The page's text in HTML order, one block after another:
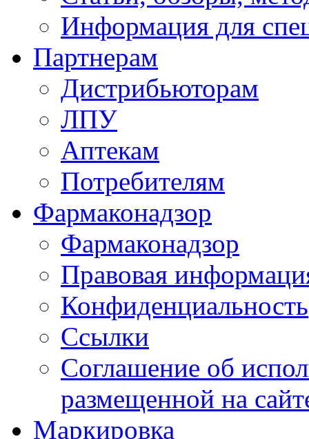
Информация для
Партнерам
Дистрибьюторам
ЛПУ
Аптекам
Потребителям
Фармаконадзор
Фармаконадзор
Правовая
Конфиденциальность
Ссылки
Соглашение об
размещенной на
Маркировка